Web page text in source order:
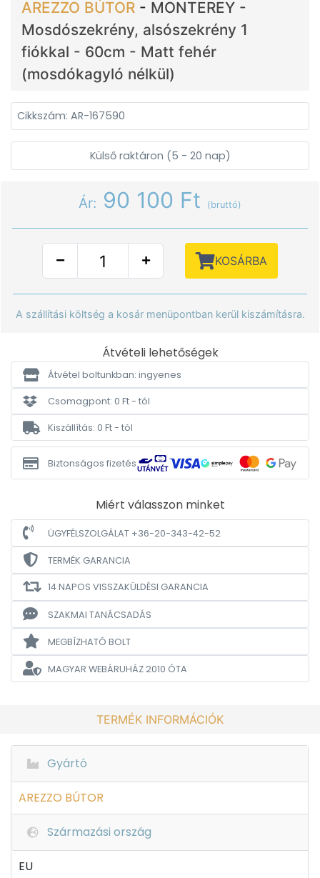
AREZZO BÚTOR - MONTEREY -
Mosdószekrény, alsószekrény 1
fiókkal - 60cm - Matt fehér
(mosdókagyló nélkül)
Cikkszám: AR-167590
Külső raktáron (5 - 20 nap)
Ár: 90 100 Ft (bruttó)
KOSÁRBA
A szállítási költség a kosár menüpontban kerül kiszámításra.
Átvételi lehetőségek
Átvétel boltunkban: ingyenes
Csomagpont: 0 Ft - tól
Kiszállítás: 0 Ft - tól
Biztonságos fizetés
Miért válasszon minket
ÜGYFÉLSZOLGÁLAT +36-20-343-42-52
TERMÉK GARANCIA
14 NAPOS VISSZAKÜLDÉSI GARANCIA
SZAKMAI TANÁCSADÁS
MEGBÍZHATÓ BOLT
MAGYAR WEBÁRUHÁZ2010 ÓTA
TERMÉK INFORMÁCIÓK
Gyártó
AREZZO BÚTOR
Származási ország
EU